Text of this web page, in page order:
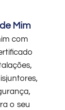
Mim
com
o seu